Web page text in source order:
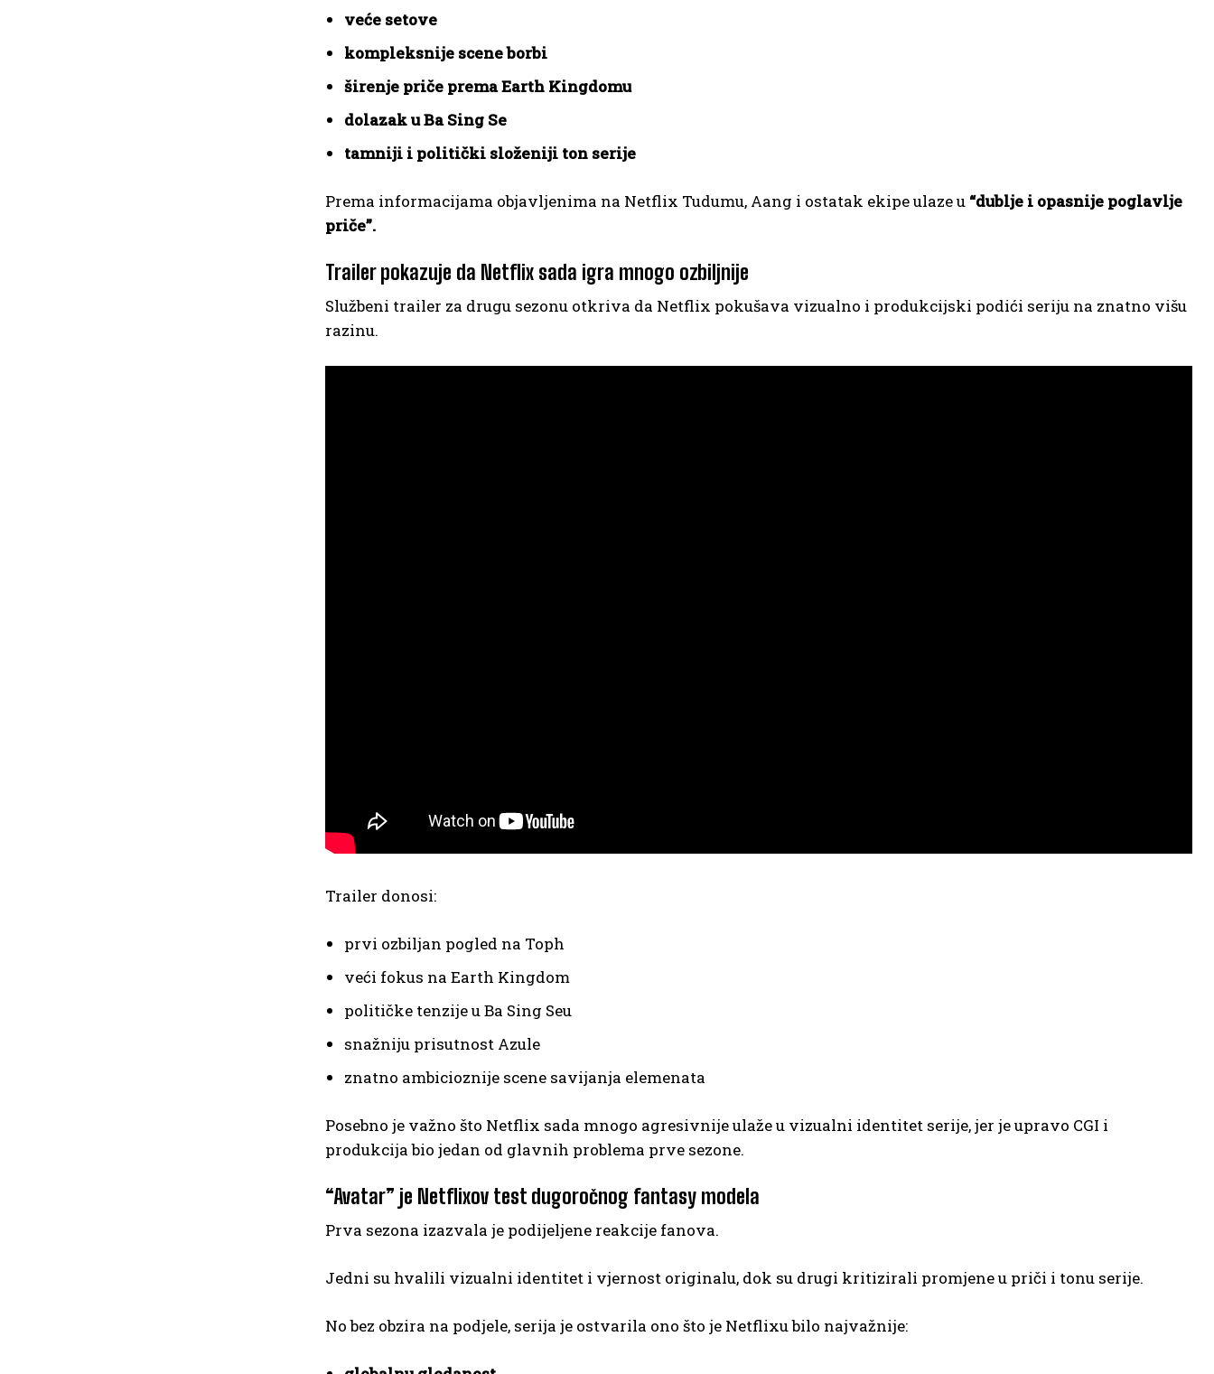
veće setove
kompleksnije scene borbi
širenje priče prema Earth Kingdomu
dolazak u Ba Sing Se
tamniji i politički složeniji ton serije
Prema informacijama objavljenima na Netflix Tudumu, Aang i ostatak ekipe ulaze u “dublje i opasnije poglavlje
priče”.
Trailer pokazuje da Netflix sada igra mnogo ozbiljnije
Službeni trailer za drugu sezonu otkriva da Netflix pokušava vizualno i produkcijski podići seriju na znatno višu
razinu.
Trailer donosi:
prvi ozbiljan pogled na Toph
veći fokus na Earth Kingdom
političke tenzije u Ba Sing Seu
snažniju prisutnost Azule
znatno ambicioznije scene savijanja elemenata
Posebno je važno što Netflix sada mnogo agresivnije ulaže u vizualni identitet serije, jer je upravo CGI i
produkcija bio jedan od glavnih problema prve sezone.
“Avatar” je Netflixov test dugoročnog fantasy modela
Prva sezona izazvala je podijeljene reakcije fanova.
Jedni su hvalili vizualni identitet i vjernost originalu, dok su drugi kritizirali promjene u priči i tonu serije.
No bez obzira na podjele, serija je ostvarila ono što je Netflixu bilo najvažnije: